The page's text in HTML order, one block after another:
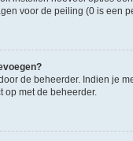
voor de peiling (0 is een
de beheerder. Indien je
op met de beheerder.